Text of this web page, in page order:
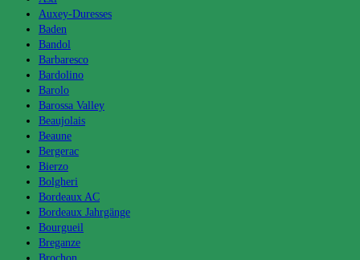
Auxey-Duresses
Baden
Bandol
Barbaresco
Bardolino
Barolo
Barossa Valley
Beaujolais
Beaune
Bergerac
Bierzo
Bolgheri
Bordeaux AC
Bordeaux Jahrgänge
Bourgueil
Breganze